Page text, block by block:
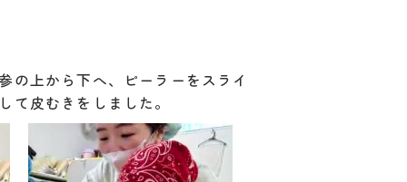
の上から下へ、ピーラーをスライ
皮むきをしました。